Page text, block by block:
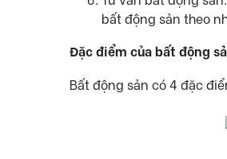
bất động sản theo
Đặc điểm của bất động
Bất động sản có 4 đặc